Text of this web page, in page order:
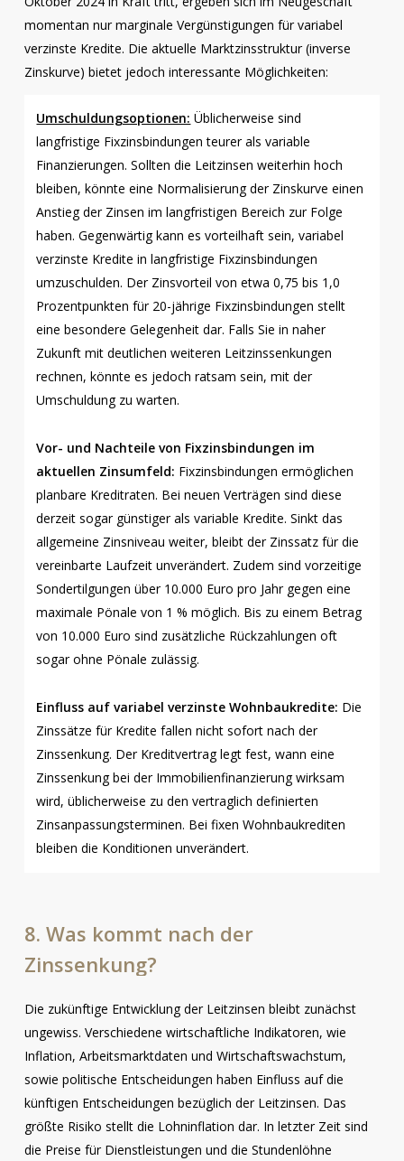
momentan nur marginale Vergünstigungen für variabel
verzinste Kredite. Die aktuelle Marktzinsstruktur (inverse
Zinskurve) bietet jedoch interessante Möglichkeiten:
Umschuldungsoptionen: Üblicherweise sind
langfristige Fixzinsbindungen teurer als variable
Finanzierungen. Sollten die Leitzinsen weiterhin hoch
bleiben, könnte eine Normalisierung der Zinskurve einen
Anstieg der Zinsen im langfristigen Bereich zur Folge
haben. Gegenwärtig kann es vorteilhaft sein, variabel
verzinste Kredite in langfristige Fixzinsbindungen
umzuschulden. Der Zinsvorteil von etwa 0,75 bis 1,0
Prozentpunkten für 20-jährige Fixzinsbindungen stellt
eine besondere Gelegenheit dar. Falls Sie in naher
Zukunft mit deutlichen weiteren Leitzinssenkungen
rechnen, könnte es jedoch ratsam sein, mit der
Umschuldung zu warten.
Vor- und Nachteile von Fixzinsbindungen im
aktuellen Zinsumfeld: Fixzinsbindungen ermöglichen
planbare Kreditraten. Bei neuen Verträgen sind diese
derzeit sogar günstiger als variable Kredite. Sinkt das
allgemeine Zinsniveau weiter, bleibt der Zinssatz für die
vereinbarte Laufzeit unverändert. Zudem sind vorzeitige
Sondertilgungen über 10.000 Euro pro Jahr gegen eine
maximale Pönale von 1 % möglich. Bis zu einem Betrag
von 10.000 Euro sind zusätzliche Rückzahlungen oft
sogar ohne Pönale zulässig.
Einfluss auf variabel verzinste Wohnbaukredite: Die
Zinssätze für Kredite fallen nicht sofort nach der
Zinssenkung. Der Kreditvertrag legt fest, wann eine
Zinssenkung bei der Immobilienfinanzierung wirksam
wird, üblicherweise zu den vertraglich definierten
Zinsanpassungsterminen. Bei fixen Wohnbaukrediten
bleiben die Konditionen unverändert.
8. Was kommt nach der
Zinssenkung?
Die zukünftige Entwicklung der Leitzinsen bleibt zunächst
ungewiss. Verschiedene wirtschaftliche Indikatoren, wie
Inflation, Arbeitsmarktdaten und Wirtschaftswachstum,
sowie politische Entscheidungen haben Einfluss auf die
künftigen Entscheidungen bezüglich der Leitzinsen. Das
größte Risiko stellt die Lohninflation dar. In letzter Zeit sind
die Preise für Dienstleistungen und die Stundenlöhne